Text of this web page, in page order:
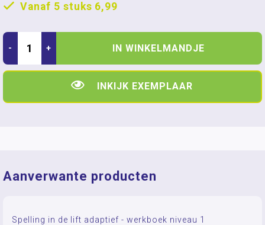
Vanaf 5 stuks 6,99
- + IN WINKELMANDJE
INKIJK EXEMPLAAR
Aanverwante producten
Spelling in de lift adaptief - werkboek niveau 1